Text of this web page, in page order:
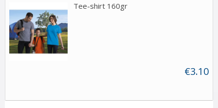
Tee-shirt 160gr
€3.10